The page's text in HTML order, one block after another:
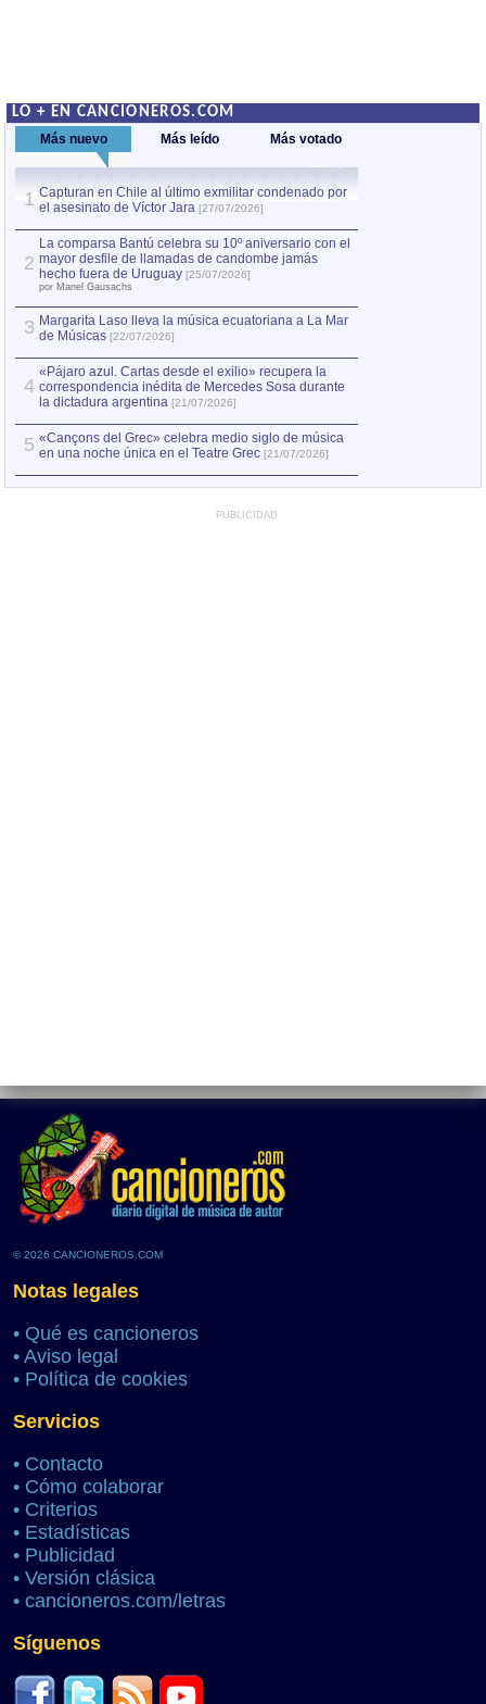
LO + EN CANCIONEROS.COM
Más nuevo Más leído Más votado
1 Capturan en Chile al último exmilitar condenado por
el asesinato de Víctor Jara [27/07/2026]
2
La comparsa Bantú celebra su 10º aniversario con el
mayor desfile de llamadas de candombe jamás
hecho fuera de Uruguay [25/07/2026]
por Manel Gausachs
3 Margarita Laso lleva la música ecuatoriana a La Mar
de Músicas [22/07/2026]
4
«Pájaro azul. Cartas desde el exilio» recupera la
correspondencia inédita de Mercedes Sosa durante
la dictadura argentina [21/07/2026]
5 «Cançons del Grec» celebra medio siglo de música
en una noche única en el Teatre Grec [21/07/2026]
PUBLICIDAD
© 2026 CANCIONEROS.COM
Notas legales
• Qué es cancioneros
• Aviso legal
• Política de cookies
Servicios
• Contacto
• Cómo colaborar
• Criterios
• Estadísticas
• Publicidad
• Versión clásica
• cancioneros.com/letras
Síguenos